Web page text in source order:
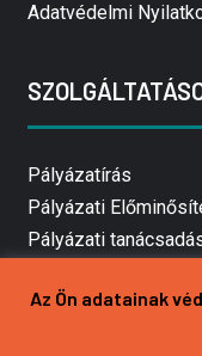
Adatvédelmi
Pályázatírás
Pályázati
Pályázati
Mezőgazdasági
Az Ön adatainak